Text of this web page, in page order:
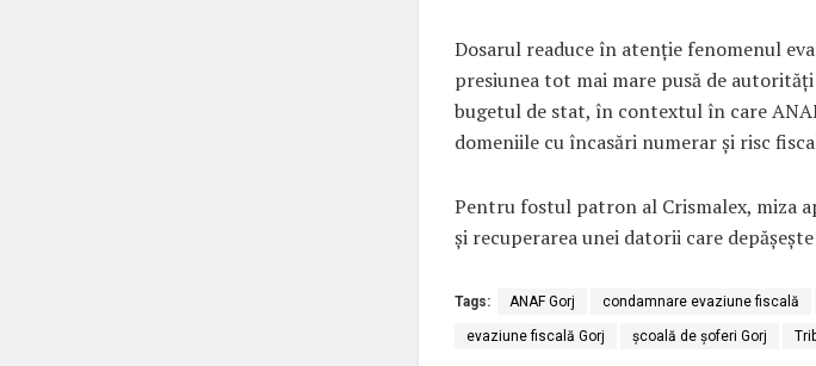
Dosarul readuce în atenție fenomenul
presiunea tot mai mare pusă de
bugetul de stat, în contextul în care
domeniile cu încasări numerar și risc
Pentru fostul patron al Crismalex, miza
și recuperarea unei datorii care
Tags: ANAF Gorj condamnare evaziune fiscală
evaziune fiscală Gorj școală de șoferi Gorj